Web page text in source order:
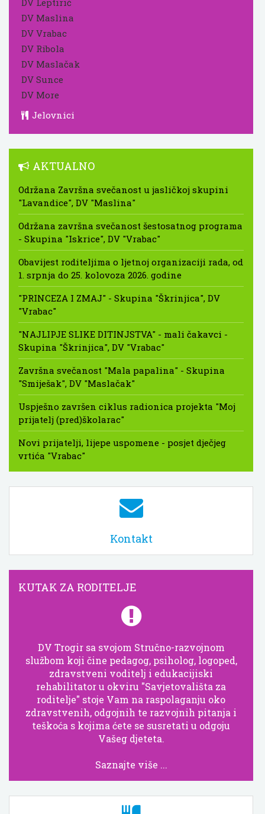
DV Leptirić
DV Maslina
DV Vrabac
DV Ribola
DV Maslačak
DV Sunce
DV More
Jelovnici
AKTUALNO
Održana Završna svečanost u jasličkoj skupini
"Lavandice", DV "Maslina"
Održana završna svečanost šestosatnog programa
- Skupina "Iskrice", DV "Vrabac"
Obavijest roditeljima o ljetnoj organizaciji rada, od
1. srpnja do 25. kolovoza 2026. godine
"PRINCEZA I ZMAJ" - Skupina "Škrinjica", DV
"Vrabac"
"NAJLIPJE SLIKE DITINJSTVA" - mali čakavci -
Skupina "Škrinjica", DV "Vrabac"
Završna svečanost "Mala papalina" - Skupina
"Smiješak", DV "Maslačak"
Uspješno završen ciklus radionica projekta "Moj
prijatelj (pred)školarac"
Novi prijatelji, lijepe uspomene - posjet dječjeg
vrtića "Vrabac"
Kontakt
KUTAK ZA RODITELJE
DV Trogir sa svojom Stručno-razvojnom
službom koji čine pedagog, psiholog, logoped,
zdravstveni voditelj i edukacijiski
rehabilitator u okviru "Savjetovališta za
roditelje" stoje Vam na raspolaganju oko
zdravstvenih, odgojnih te razvojnih pitanja i
teškoća s kojima ćete se susretati u odgoju
Vašeg djeteta.
Saznajte više ...